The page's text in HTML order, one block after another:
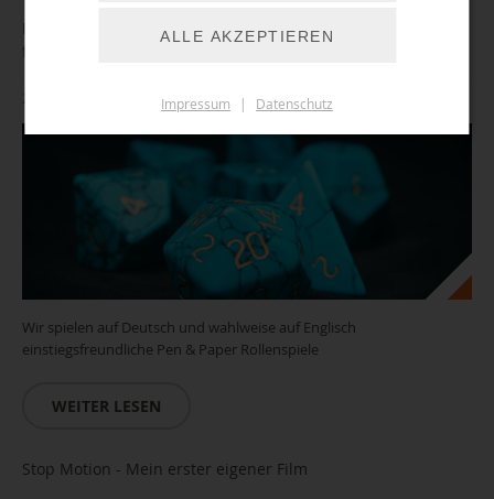
Pen & Paper - Rollenspieletreff & Einführung (TTRPG) - auch
für Kinder
26.09.2026 14:00 Uhr
Wir spielen auf Deutsch und wahlweise auf Englisch
einstiegsfreundliche Pen & Paper Rollenspiele
WEITER LESEN
Stop Motion - Mein erster eigener Film
ALLE AKZEPTIEREN
Impressum | Datenschutz